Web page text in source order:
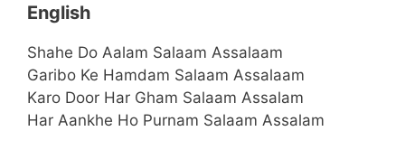
English
Shahe Do Aalam Salaam Assalaam
Garibo Ke Hamdam Salaam Assalaam
Karo Door Har Gham Salaam Assalam
Har Aankhe Ho Purnam Salaam Assalam